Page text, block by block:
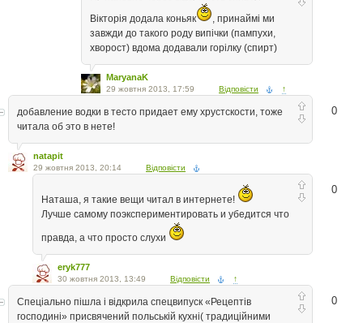
Вікторія додала коньяк
, принаймі ми
завжди до такого роду випічки (пампухи,
хворост) вдома додавали горілку (спирт)
MaryanaK
29 жовтня 2013, 17:59 Відповісти ↑
0
добавление водки в тесто придает ему хрустскости, тоже
читала об это в нете!
natapit
29 жовтня 2013, 20:14 Відповісти
0
Наташа, я такие вещи читал в интернете!
Лучше самому поэкспериментировать и убедится что
правда, а что просто слухи
eryk777
30 жовтня 2013, 13:49 Відповісти ↑
0
Спеціально пішла і відкрила спецвипуск «Рецептів
господині» присвячений польській кухні( традиційними